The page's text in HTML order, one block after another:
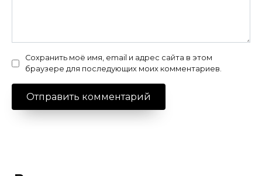
Сохранить моё имя, email и адрес сайта в этом
браузере для последующих моих комментариев.